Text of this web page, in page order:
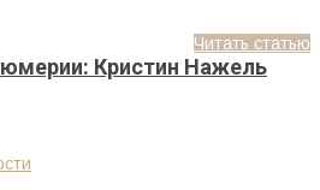
Читать статью
Кристин Нажель